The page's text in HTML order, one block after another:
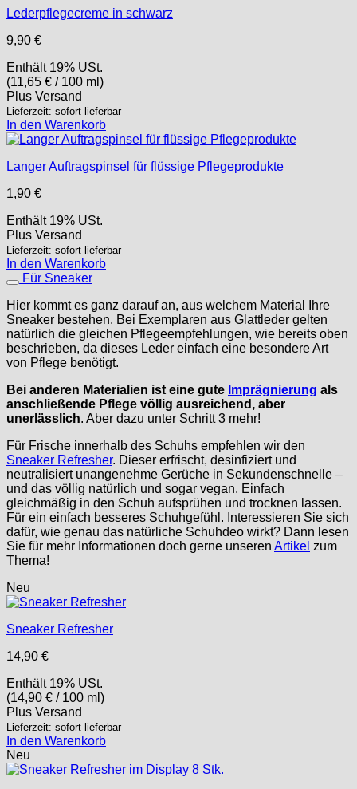
Lederpflegecreme in schwarz
9,90 €
Enthält 19% USt.
(11,65 € / 100 ml)
Plus Versand
Lieferzeit: sofort lieferbar
In den Warenkorb
Langer Auftragspinsel für flüssige Pflegeprodukte
1,90 €
Enthält 19% USt.
Plus Versand
Lieferzeit: sofort lieferbar
In den Warenkorb
Für Sneaker
Hier kommt es ganz darauf an, aus welchem Material Ihre
Sneaker bestehen. Bei Exemplaren aus Glattleder gelten
natürlich die gleichen Pflegeempfehlungen, wie bereits oben
beschrieben, da dieses Leder einfach eine besondere Art
von Pflege benötigt.
Bei anderen Materialien ist eine gute Imprägnierung als
anschließende Pflege völlig ausreichend, aber
unerlässlich. Aber dazu unter Schritt 3 mehr!
Für Frische innerhalb des Schuhs empfehlen wir den
Sneaker Refresher. Dieser erfrischt, desinfiziert und
neutralisiert unangenehme Gerüche in Sekundenschnelle –
und das völlig natürlich und sogar vegan. Einfach
gleichmäßig in den Schuh aufsprühen und trocknen lassen.
Für ein einfach besseres Schuhgefühl. Interessieren Sie sich
dafür, wie genau das natürliche Schuhdeo wirkt? Dann lesen
Sie für mehr Informationen doch gerne unseren Artikel zum
Thema!
Neu
Sneaker Refresher
14,90 €
Enthält 19% USt.
(14,90 € / 100 ml)
Plus Versand
Lieferzeit: sofort lieferbar
In den Warenkorb
Neu